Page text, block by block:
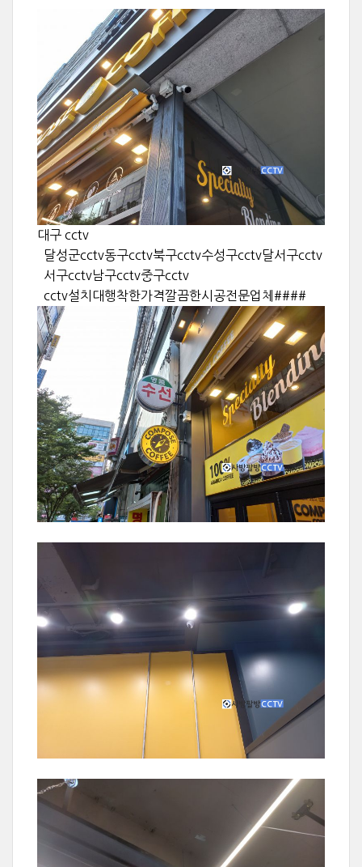
대구 cctv
달성군cctv동구cctv북구cctv수성구cctv달서구cctv
서구cctv남구cctv중구cctv
cctv설치대행착한가격깔끔한시공전문업체####